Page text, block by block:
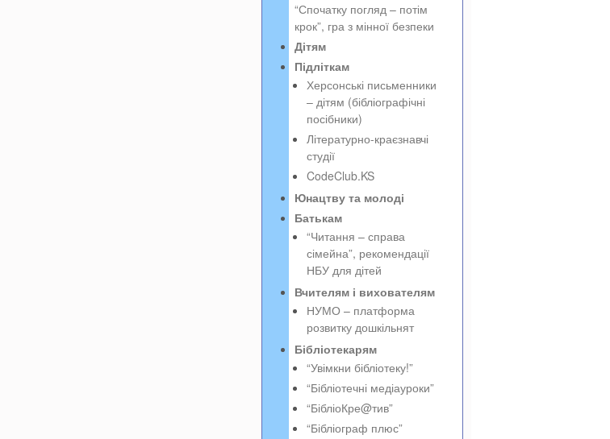
“Спочатку погляд – потім
крок”, гра з мінної безпеки
Дітям
Підліткам
Херсонські письменники
– дітям (бібліографічні
посібники)
Літературно-краєзнавчі
студії
CodeClub.KS
Юнацтву та молоді
Батькам
“Читання – справа
сімейна”, рекомендації
НБУ для дітей
Вчителям і вихователям
НУМО – платформа
розвитку дошкільнят
Бібліотекарям
“Увімкни бібліотеку!”
“Бібліотечні медіауроки”
“БібліоКре@тив”
“Бібліограф плюс”